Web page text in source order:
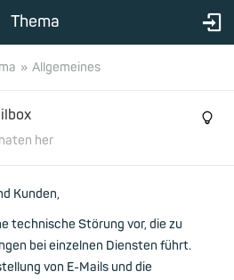
Thema
Allgemeines
her
Kunden,
technische Störung vor, die zu
bei einzelnen Diensten führt.
von E-Mails und die